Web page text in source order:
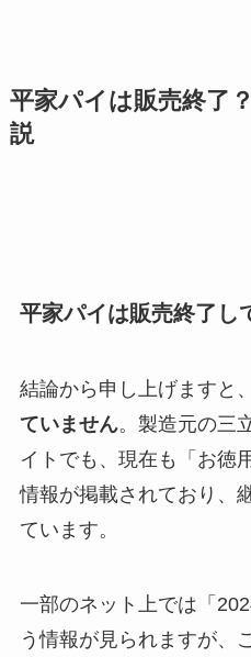
平家パイは販売終了
説
平家パイは販売終了し
結論から申し上げますと、
ていません。製造元の三
イトでも、現在も「お徳
情報が掲載されており、
ています。
一部のネット上では「
う情報が見られますが、